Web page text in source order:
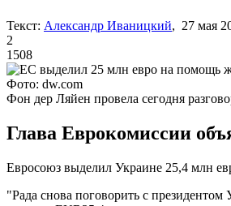
Текст: Александр Иваницкий, 27 мая
2
1508
Фото: dw.com
Фон дер Ляйен провела сегодня
Глава Еврокомиссии
Евросоюз выделил Украине 25,4 млн
"Рада снова поговорить с